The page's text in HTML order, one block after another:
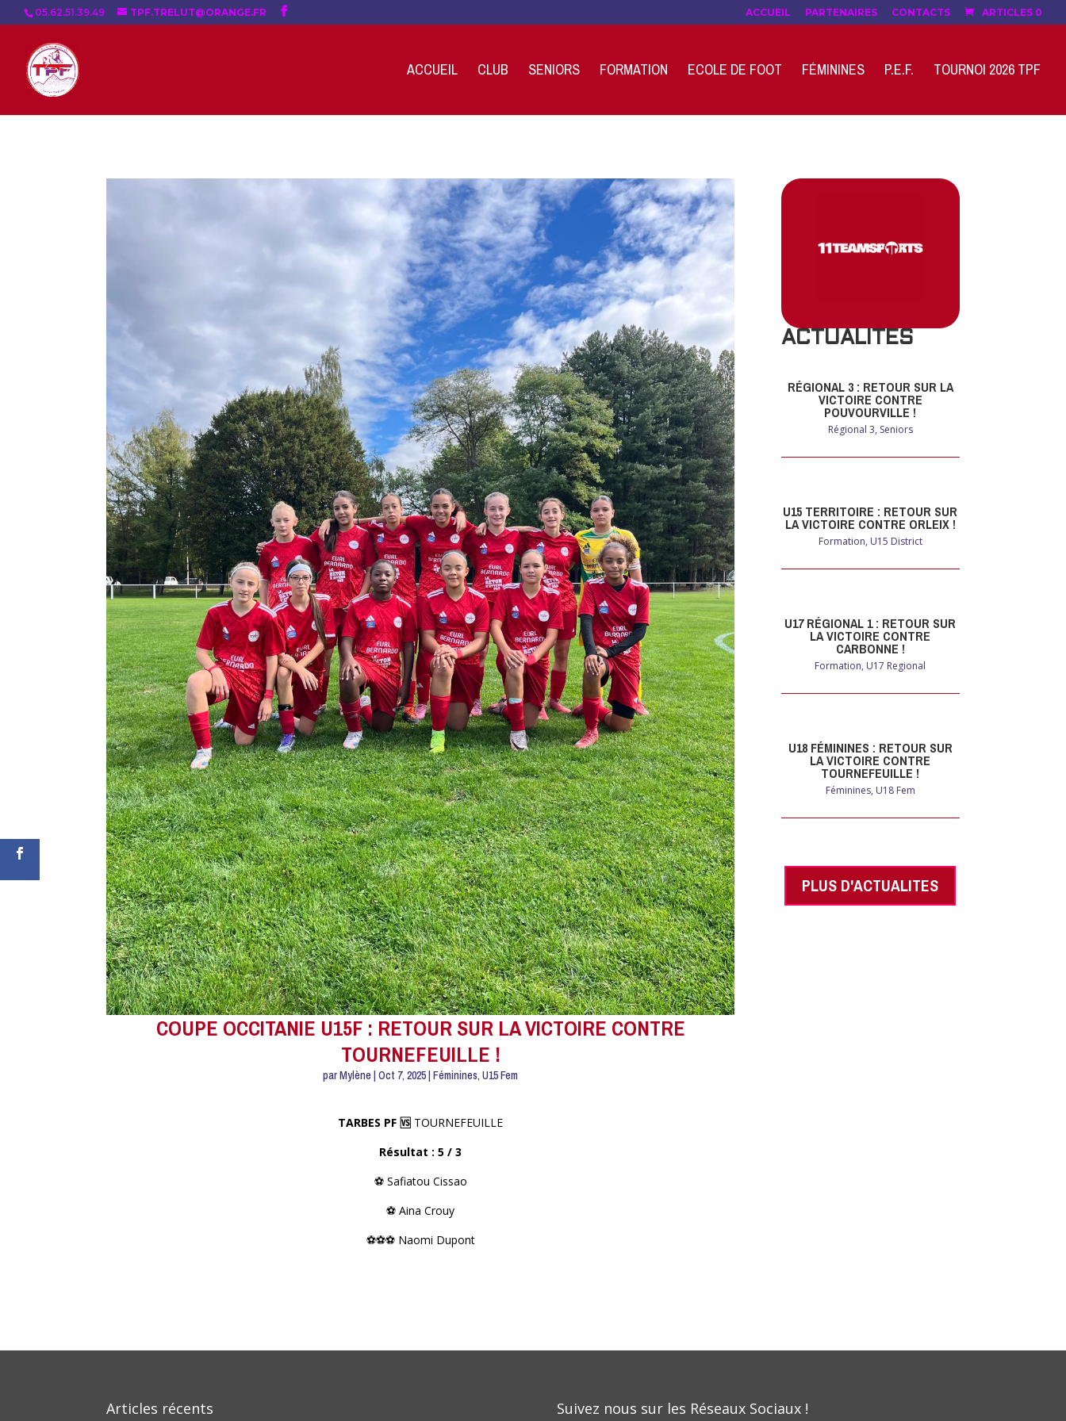
05.62.51.39.49 TPF.TRELUT@ORANGE.FR ACCUEIL PARTENAIRES CONTACTS ARTICLES 0
ACCUEIL CLUB SENIORS FORMATION ECOLE DE FOOT FÉMININES P.E.F. TOURNOI 2026 TPF
COUPE OCCITANIE U15F : RETOUR SUR LA VICTOIRE CONTRE
TOURNEFEUILLE !
parMylène |Oct 7, 2025|Féminines,U15 Fem
TARBES PF 🆚 TOURNEFEUILLE
Résultat : 5 / 3
⚽️ Safiatou Cissao
⚽️ Aina Crouy
⚽️⚽️⚽️ Naomi Dupont
ACTUALITES
RÉGIONAL 3 : RETOUR SUR LA
VICTOIRE CONTRE
POUVOURVILLE !
Régional 3, Seniors
U15 TERRITOIRE : RETOUR SUR
LA VICTOIRE CONTRE ORLEIX !
Formation, U15 District
U17 RÉGIONAL 1 : RETOUR SUR
LA VICTOIRE CONTRE
CARBONNE !
Formation, U17 Regional
U18 FÉMININES : RETOUR SUR
LA VICTOIRE CONTRE
TOURNEFEUILLE !
Féminines, U18 Fem
PLUS D'ACTUALITES
Articles récents Suivez nous sur les Réseaux Sociaux !